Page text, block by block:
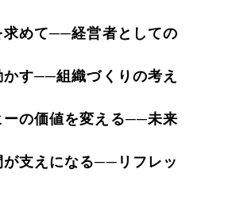
求めて──経営者としての
す──組織づくりの考え
ーの価値を変える──未来
支えになる──リフレッ